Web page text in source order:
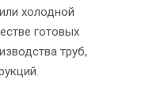
холодной
готовых
труб,